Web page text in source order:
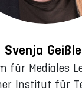
Svenja
für Mediales
Institut für